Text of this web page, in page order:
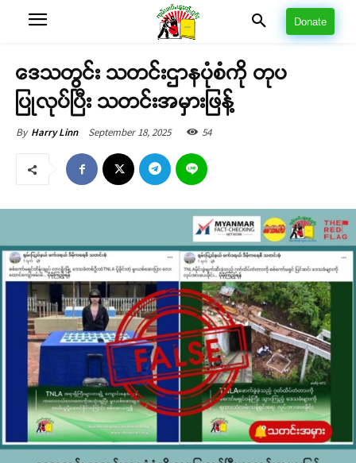
Donate
ဒေသတွင်း သတင်းဌာနပုံစံကို တုပ
ပြုလုပ်ပြီး သတင်းအမှားဖြန့်
By Harry Linn September 18, 2025 54